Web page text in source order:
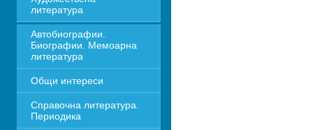
литература
Автобиографии.
Биографии. Мемоарна
литература
Общи интереси
Справочна литература.
Периодика